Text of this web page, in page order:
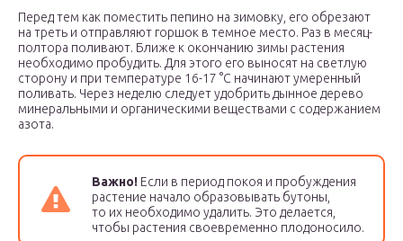
Перед тем как поместить пепино на зимовку, его обрезают
на треть и отправляют горшок в темное место. Раз в месяц-
полтора поливают. Ближе к окончанию зимы растения
необходимо пробудить. Для этого его выносят на светлую
сторону и при температуре 16-17 °С начинают умеренный
поливать. Через неделю следует удобрить дынное дерево
минеральными и органическими веществами с содержанием
азота.
Важно! Если в период покоя и пробуждения
растение начало образовывать бутоны,
то их необходимо удалить. Это делается,
чтобы растения своевременно плодоносило.